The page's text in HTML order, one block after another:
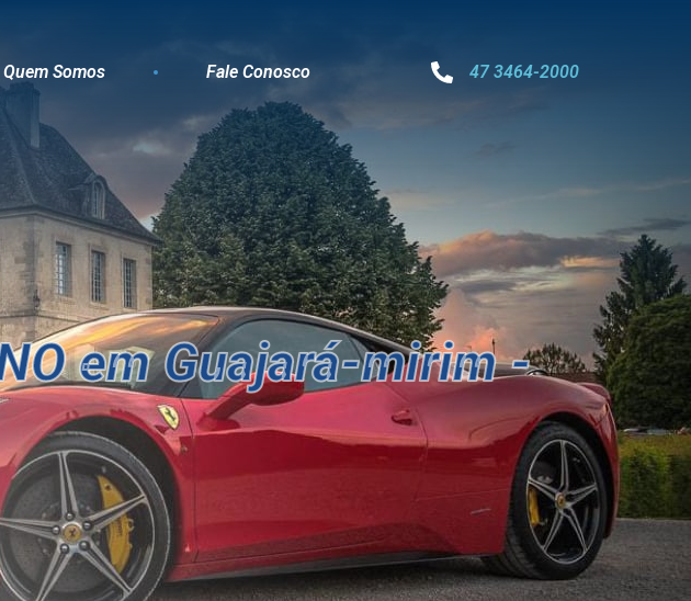
Quem Somos Fale Conosco 47 3464-2000
em Guajará-mirim -